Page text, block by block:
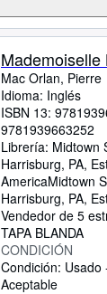
Mademoiselle
Mac Orlan, Pierre
Idioma: Inglés
ISBN 13:
9781939663252
Librería: Midtown
Harrisburg, PA,
AmericaMidtown
Harrisburg, PA,
Vendedor de 5
TAPA BLANDA
CONDICIÓN
Condición: Usado
Aceptable